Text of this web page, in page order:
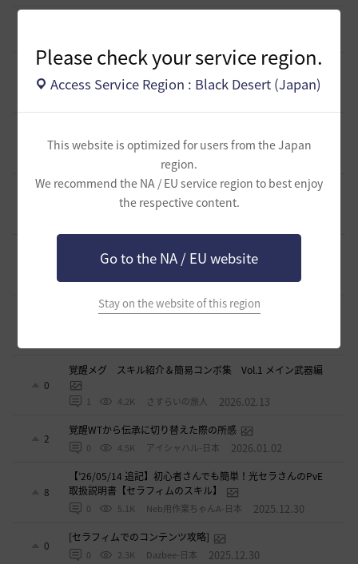
Please check your service region.
Access Service Region : Black Desert (Japan)
This website is optimized for users from the Japan
region.
We recommend the NA / EU service region to best enjoy
the respective content.
Go to the NA / EU website
Stay on the website of this region
3
【PvE】覚醒くノ一(KN) 狩り用：基本コンボ／ラバム（スキ
ル錬成）／スキル特化／小技まとめ（2026/03）
9
ウィザード/覚醒ウサ】※3/31更新
アイシャハル-日本
【PvE】デッドアイ(DE) 狩り用：基本コンボ／ラバム（スキ
ル錬成）／スキル特化／小技まとめ（2026/02）
コルセアの奪われた歴史 黒い砂漠史上１ではないだろ
1 2.7K もんもんもん 2026.02.16
覚醒メグ スキル紹介＆簡易コンボ集 Vol.2 覚醒武器編
0
覚醒メグ スキル紹介＆簡易コンボ集 Vol.1 メイン武器編
1 4.2K さすらいの旅人 2026.02.13
2
覚醒WTから伝承に切り替えた際の所感
0 4.5K アイシャハル-日本 2026.01.02
8
【’26/05/14 追記】初心者さんでも簡単！光セラさんのPvE
取扱説明書【セラフィムのスキル】
0 5.1K Neb用作業ちゃんA-日本 2025.12.30
0
[セラフィムでのコンテンツ攻略]
0 2.3K Dazbee-日本 2025.12.30